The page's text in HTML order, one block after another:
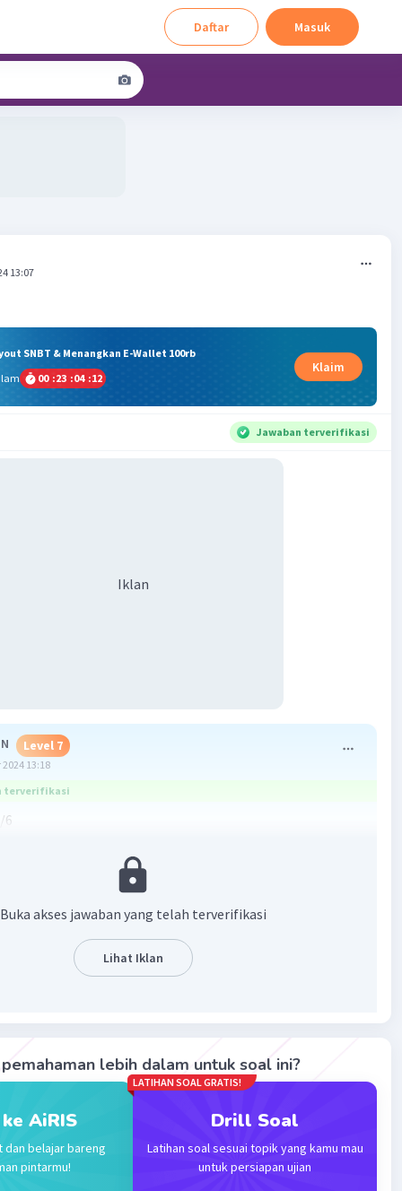
Daftar Masuk
13:07
SNBT & Menangkan E-Wallet 100rb
00 :23 :04 :11
Klaim
Jawaban terverifikasi
Iklan
Level 7
13:18
terverifikasi
6
cara menghitungnya:
dengan 4 sama dengan mengalikan dengan 1/4.
12.
disederhanakan menjadi 1/6.
Balas
02:34
terverifikasi
Buka akses jawaban yang telah terverifikasi
Lihat Iklan
lebih dalam untuk soal ini?
AiRIS
dan belajar bareng
pintarmu!
LATIHAN SOAL GRATIS!
Drill Soal
Latihan soal sesuai topik yang kamu mau
untuk persiapan ujian